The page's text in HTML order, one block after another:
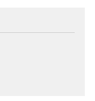
webbplats,
webbplats,